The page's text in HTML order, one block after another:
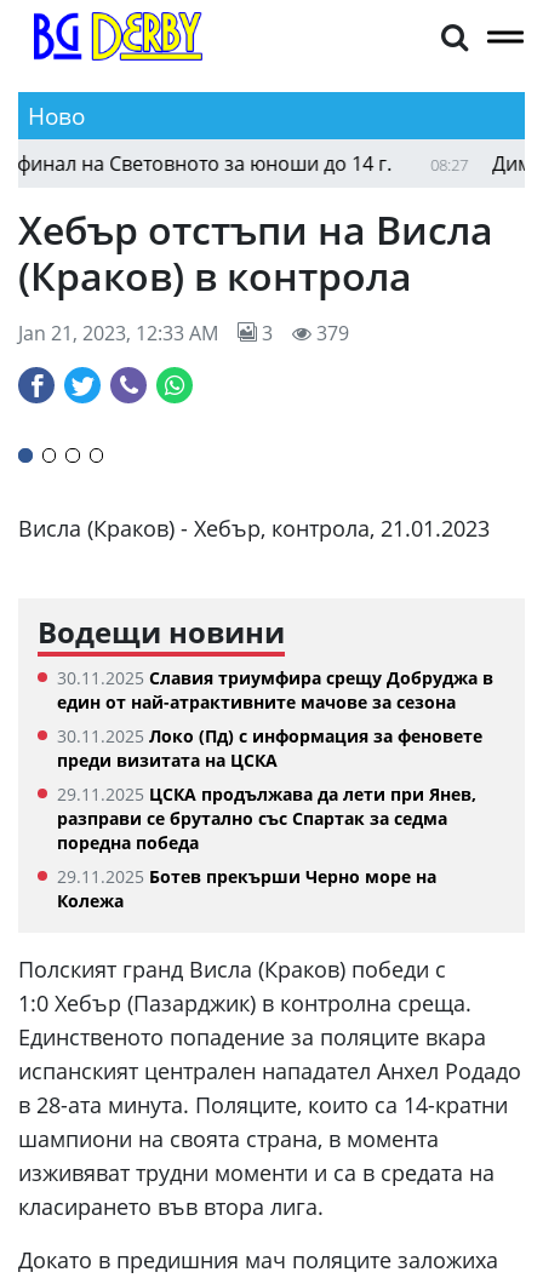
Ново
България срещу Великобритания на
Хебър отстъпи на Висла
(Краков) в контрола
Jan 21, 2023, 12:33 AM 3 379
Висла (Краков) - Хебър, контрола, 21.01.2023
Водещи новини
30.11.2025 Славия триумфира срещу Добруджа в
един от най-атрактивните мачове за сезона
30.11.2025 Локо (Пд) с информация за феновете
преди визитата на ЦСКА
29.11.2025 ЦСКА продължава да лети при Янев,
разправи се брутално със Спартак за седма
поредна победа
29.11.2025 Ботев прекърши Черно море на
Колежа
Полският гранд Висла (Краков) победи с
1:0 Хебър (Пазарджик) в контролна среща.
Единственото попадение за поляците вкара
испанският централен нападател Анхел Родадо
в 28-ата минута. Поляците, които са 14-кратни
шампиони на своята страна, в момента
изживяват трудни моменти и са в средата на
класирането във втора лига.
Докато в предишния мач поляците заложиха